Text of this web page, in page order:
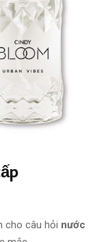
cho câu hỏi nước